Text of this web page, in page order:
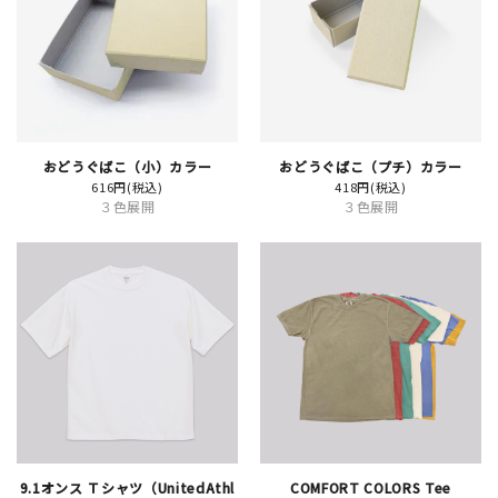
イベント・ワークショップ
ギャラリー
新規会員登録
ログイン
お買い物ガイド
おどうぐばこ（小）カラー
616円(税込)
３色展開
おどうぐばこ（プチ）カラー
418円(税込)
３色展開
9.1オンス Ｔシャツ（UnitedAthl
COMFORT COLORS Tee